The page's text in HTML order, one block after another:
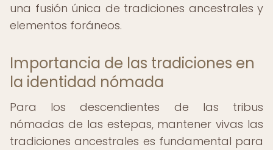
una fusión única de tradiciones ancestrales y
elementos foráneos.
Importancia de las tradiciones en
la identidad nómada
Para los descendientes de las tribus
nómadas de las estepas, mantener vivas las
tradiciones ancestrales es fundamental para